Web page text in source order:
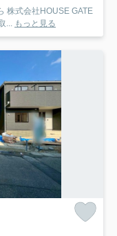
株式会社HOUSE GATE
... もっと見る